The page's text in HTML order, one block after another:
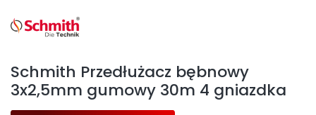
Schmith Przedłużacz bębnowy
3x2,5mm gumowy 30m 4 gniazdka